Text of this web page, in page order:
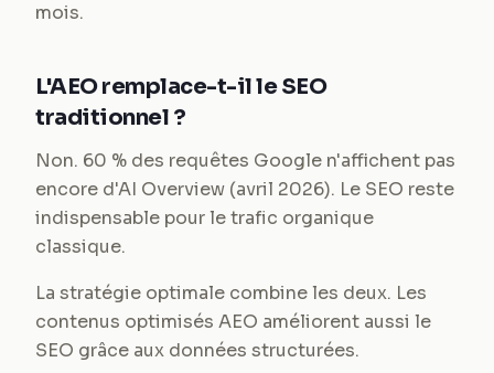
mois.
L'AEO remplace-t-il le SEO
traditionnel ?
Non. 60 % des requêtes Google n'affichent pas
encore d'AI Overview (avril 2026). Le SEO reste
indispensable pour le trafic organique
classique.
La stratégie optimale combine les deux. Les
contenus optimisés AEO améliorent aussi le
SEO grâce aux données structurées.